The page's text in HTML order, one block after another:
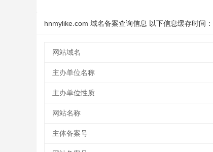
hnmylike.com 域名备案查询信息 以下信息缓存时间：
网站域名
主办单位名称
主办单位性质
网站名称
主体备案号